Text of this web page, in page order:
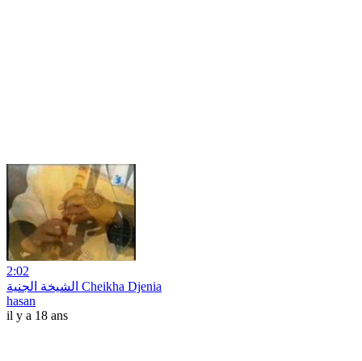
2:02
الشيخة الجنية Cheikha Djenia
hasan
il y a 18 ans